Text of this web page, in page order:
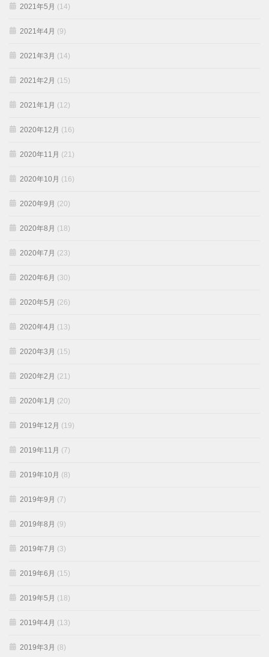
2021年5月 (14)
2021年4月 (9)
2021年3月 (14)
2021年2月 (15)
2021年1月 (12)
2020年12月 (16)
2020年11月 (21)
2020年10月 (16)
2020年9月 (20)
2020年8月 (18)
2020年7月 (23)
2020年6月 (30)
2020年5月 (26)
2020年4月 (13)
2020年3月 (15)
2020年2月 (21)
2020年1月 (20)
2019年12月 (19)
2019年11月 (7)
2019年10月 (8)
2019年9月 (7)
2019年8月 (9)
2019年7月 (3)
2019年6月 (15)
2019年5月 (18)
2019年4月 (13)
2019年3月 (8)